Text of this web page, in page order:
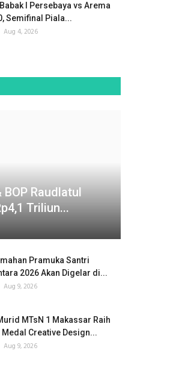
I Persebaya vs Arema
Semifinal Piala...
Aug 4, 2026
Raudlatul
Triliun...
Pramuka Santri
2026 Akan Digelar di...
Aug 9, 2026
MTsN 1 Makassar Raih
Creative Design...
Aug 9, 2026